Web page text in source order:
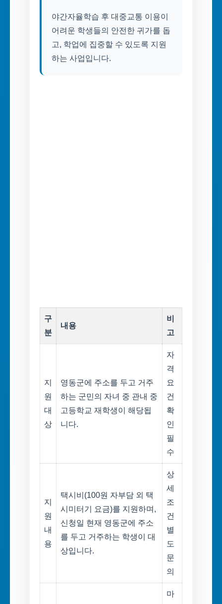
야간자율학습 후 대중교통 이용이
어려운 학생들의 안전한 귀가를 돕
고, 학업에 집중할 수 있도록 지원
하는 사업입니다.
구
분
내용
비
고
지
원
대
상
영동군에 주소를 두고 거주
하는 군민의 자녀 중 관내 중
고등학교 재학생이 해당됩
니다.
자
격
요
건
확
인
필
수
지
원
내
용
택시비(100원 자부담 외 택
시미터기 요금)를 지원하며,
신청일 현재 영동군에 주소
를 두고 거주하는 학생이 대
상입니다.
상
세
조
건
별
도
문
의
마